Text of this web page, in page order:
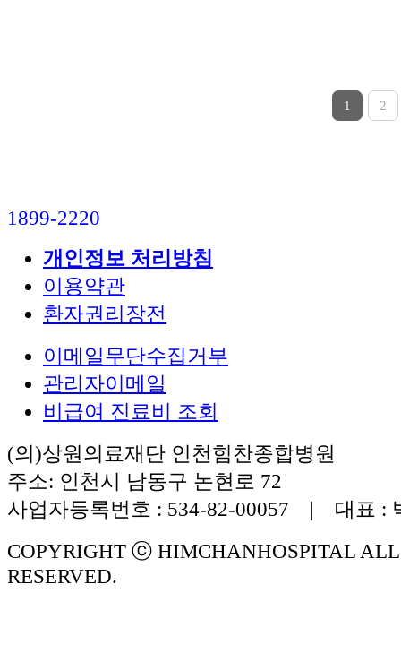
1 2
1899-2220
개인정보 처리방침
이용약관
환자권리장전
이메일무단수집거부
관리자이메일
비급여 진료비 조회
(의)상원의료재단 인천힘찬종합병원
주소: 인천시 남동구 논현로 72
사업자등록번호 : 534-82-00057 | 대표 :
COPYRIGHT ⓒ HIMCHANHOSPITAL
RESERVED.